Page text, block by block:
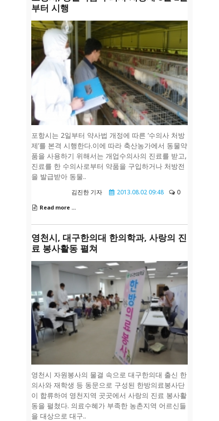
부터 시행
포항시는 2일부터 약사법 개정에 따른 ‘수의사 처방
제’를 본격 시행한다.이에 따라 축산농가에서 동물약
품을 사용하기 위해서는 개업수의사의 진료를 받고,
진료를 한 수의사로부터 약품을 구입하거나 처방전
을 발급받아 동물..
김진한 기자 2013.08.02 09:48 0
Read more ...
영천시, 대구한의대 한의학과, 사랑의 진
료 봉사활동 펼쳐
영천시 자원봉사의 물결 속으로 대구한의대 출신 한
의사와 재학생 등 동문으로 구성된 한방의료봉사단
이 합류하여 영천지역 곳곳에서 사랑의 진료 봉사활
동을 펼쳤다. 의료수혜가 부족한 농촌지역 어르신들
을 대상으로 대구..